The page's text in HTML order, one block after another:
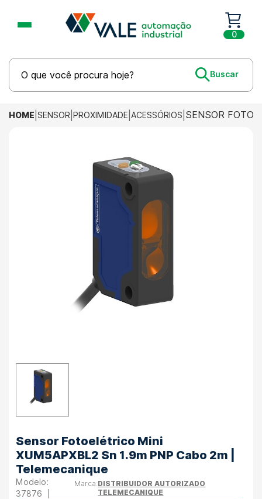
0
HOME SENSOR PROXIMIDADE ACESSÓRIOS SENSOR
Sensor Fotoelétrico Mini
XUM5APXBL2 Sn 1.9m PNP Cabo 2m |
Telemecanique
37876
DISTRIBUIDOR AUTORIZADO
TELEMECANIQUE